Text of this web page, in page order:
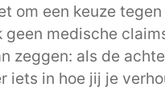
om een keuze
geen medische
zeggen: als de
iets in hoe jij je